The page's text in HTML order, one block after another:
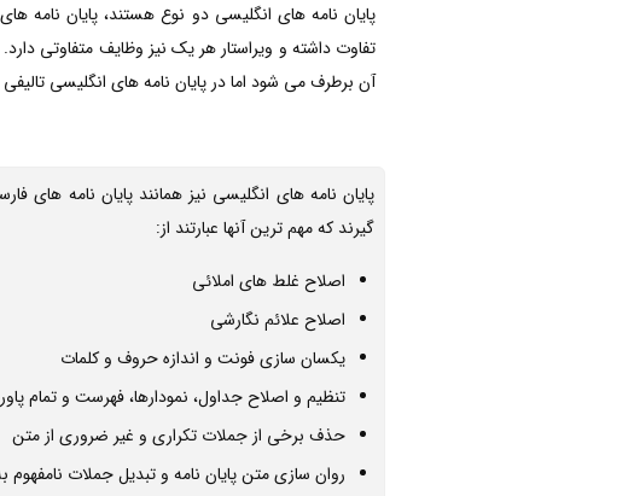
پایان نامه های انگلیسی دو نوع هستند، پایان نامه
تفاوت داشته و ویراستار هر یک نیز وظایف متفاوتی دارد.
آن برطرف می شود اما در پایان نامه های انگلیسی
پایان نامه های انگلیسی نیز همانند پایان نامه های
گیرند که مهم ترین آنها عبارتند از:
اصلاح غلط های املائی
اصلاح علائم نگارشی
یکسان سازی فونت و اندازه حروف و کلمات
تنظیم و اصلاح جداول، نمودارها، فهرست و تمام
حذف برخی از جملات تکراری و غیر ضروری از متن
روان سازی متن پایان نامه و تبدیل جملات نامفهوم